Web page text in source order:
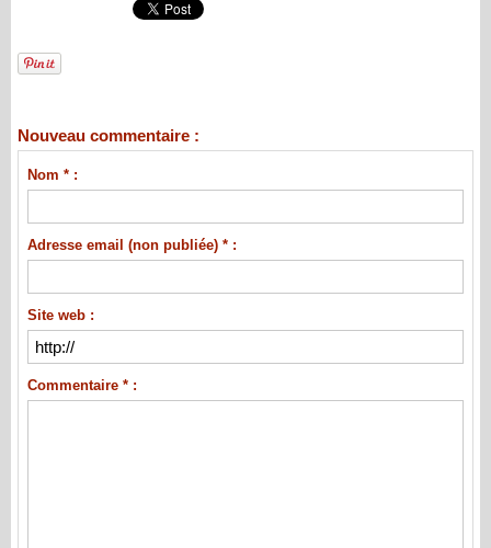
Nouveau commentaire :
Nom * :
Adresse email (non publiée) * :
Site web :
Commentaire * :